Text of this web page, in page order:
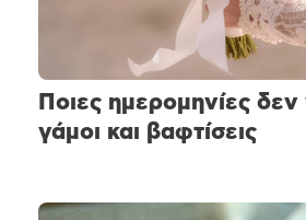
Ποιες ημερομηνίες δεν
γάμοι και βαφτίσεις